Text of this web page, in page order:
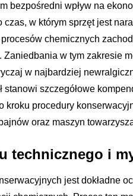
bezpośredni wpływ na
w którym sprzęt jest
chemicznych
w tym zakresie
w najbardziej
stanowi szczegółowe
kroku procedury
oraz maszyn
technicznego i
jest dokładne